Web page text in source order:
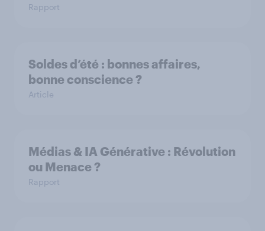
Rapport
Soldes d’été : bonnes affaires,
bonne conscience ?
Article
Médias & IA Générative : Révolution
ou Menace ?
Rapport